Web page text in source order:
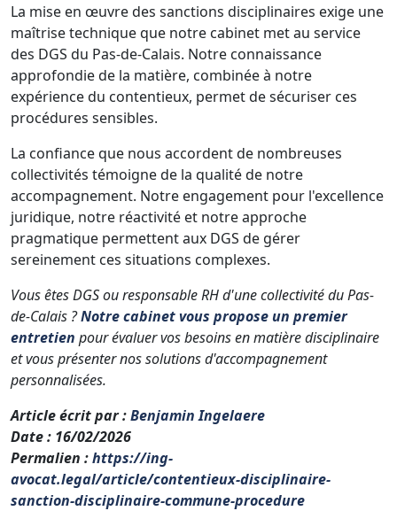
La mise en œuvre des sanctions disciplinaires exige une
maîtrise technique que notre cabinet met au service
des DGS du Pas-de-Calais. Notre connaissance
approfondie de la matière, combinée à notre
expérience du contentieux, permet de sécuriser ces
procédures sensibles.
La confiance que nous accordent de nombreuses
collectivités témoigne de la qualité de notre
accompagnement. Notre engagement pour l'excellence
juridique, notre réactivité et notre approche
pragmatique permettent aux DGS de gérer
sereinement ces situations complexes.
Vous êtes DGS ou responsable RH d'une collectivité du Pas-
de-Calais ?Notre cabinet vous propose un premier
entretien pour évaluer vos besoins en matière disciplinaire
et vous présenter nos solutions d'accompagnement
personnalisées.
Article écrit par:Benjamin Ingelaere
Date: 16/02/2026
Permalien :https://ing-
avocat.legal/article/contentieux-disciplinaire-
sanction-disciplinaire-commune-procedure